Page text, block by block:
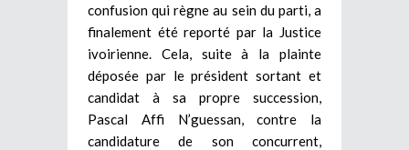
confusion qui règne au sein du parti, a
finalement été reporté par la Justice
ivoirienne. Cela, suite à la plainte
déposée par le président sortant et
candidat à sa propre succession,
Pascal Affi N’guessan, contre la
candidature de son concurrent,